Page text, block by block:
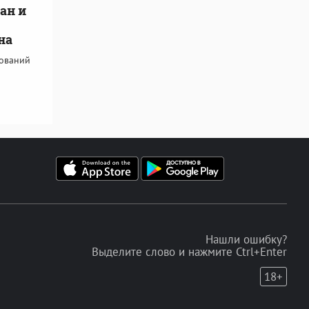
и
Нашли ошибку?
Выделите слово и нажмите Ctrl+Enter
18+